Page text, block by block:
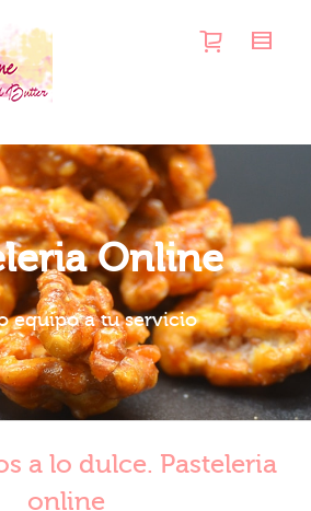
Online
equipo a tu servicio
a lo dulce. Pasteleria
online